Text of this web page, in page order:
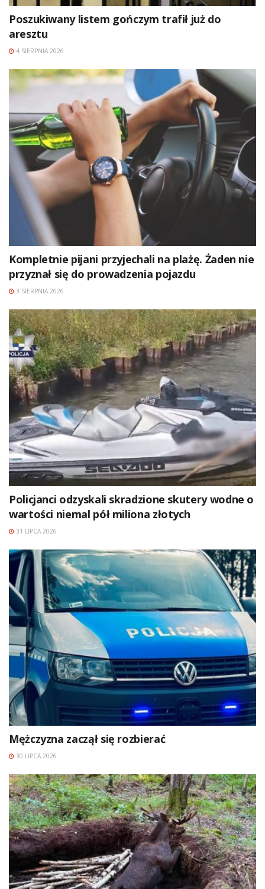
Poszukiwany listem gończym trafił już do
aresztu
4 SIERPNIA 2026
Kompletnie pijani przyjechali na plażę. Żaden nie
przyznał się do prowadzenia pojazdu
3 SIERPNIA 2026
Policjanci odzyskali skradzione skutery wodne o
wartości niemal pół miliona złotych
31 LIPCA 2026
Mężczyzna zaczął się rozbierać
30 LIPCA 2026